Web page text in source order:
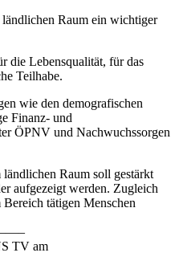
Raum ein wichtiger
die Lebensqualität, für das
Teilhabe.
wie den demografischen
Finanz- und
ÖPNV und Nachwuchssorgen
Raum soll gestärkt
aufgezeigt werden. Zugleich
tätigen Menschen
TV am